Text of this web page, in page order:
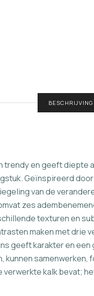
BESCHRIJVING
trendy en geeft
Geïnspireerd
van de
zes
texturen en
maken met
geeft karakter en
kunnen
kalk bevat;